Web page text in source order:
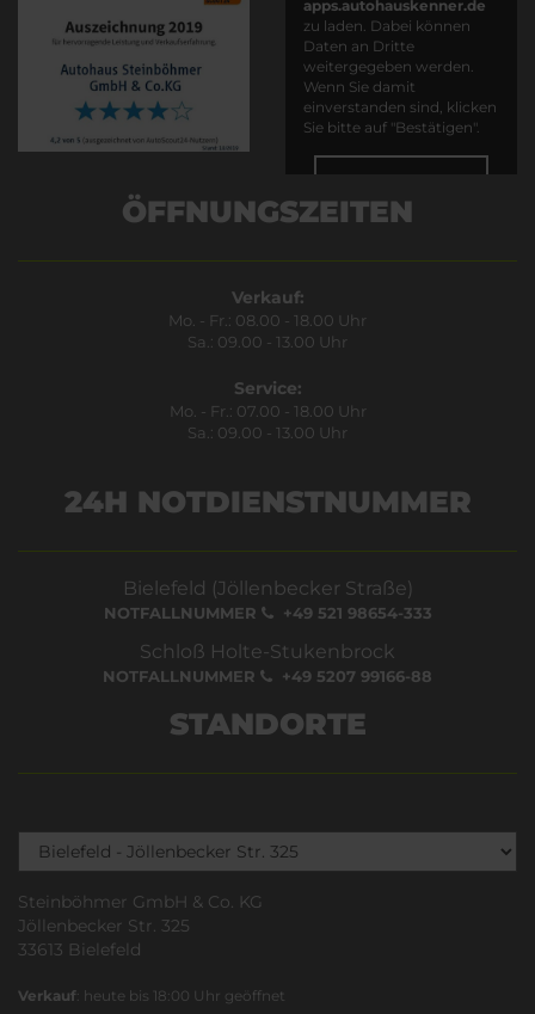
apps.autohauskenner.de
zu laden. Dabei können
Daten an Dritte
weitergegeben werden.
Wenn Sie damit
einverstanden sind, klicken
Sie bitte auf "Bestätigen".
ÖFFNUNGSZEITEN
Verkauf:
Mo. - Fr.: 08.00 - 18.00 Uhr
Sa.: 09.00 - 13.00 Uhr
Service:
Mo. - Fr.: 07.00 - 18.00 Uhr
Sa.: 09.00 - 13.00 Uhr
24H NOTDIENSTNUMMER
Bielefeld (Jöllenbecker Straße)
NOTFALLNUMMER +49 521 98654-333
Schloß Holte-Stukenbrock
NOTFALLNUMMER +49 5207 99166-88
STANDORTE
Steinböhmer GmbH & Co. KG
Jöllenbecker Str. 325
33613 Bielefeld
Verkauf: heute bis 18:00 Uhr geöffnet